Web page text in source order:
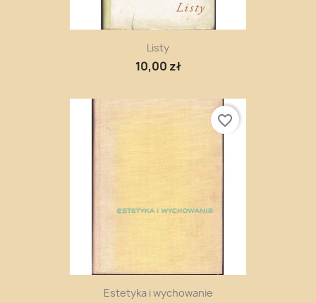
Listy
10,00 zł
Estetyka i wychowanie
favorite_border